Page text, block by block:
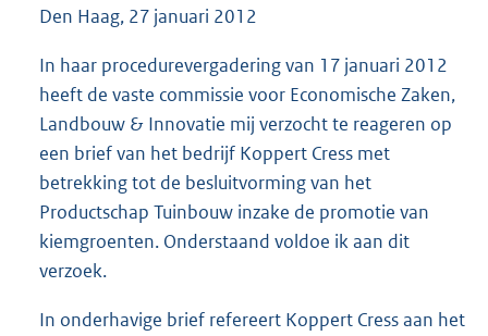
Den Haag, 27 januari 2012
In haar procedurevergadering van 17 januari 2012
heeft de vaste commissie voor Economische Zaken,
Landbouw & Innovatie mij verzocht te reageren op
een brief van het bedrijf Koppert Cress met
betrekking tot de besluitvorming van het
Productschap Tuinbouw inzake de promotie van
kiemgroenten. Onderstaand voldoe ik aan dit
verzoek.
In onderhavige brief refereert Koppert Cress aan het